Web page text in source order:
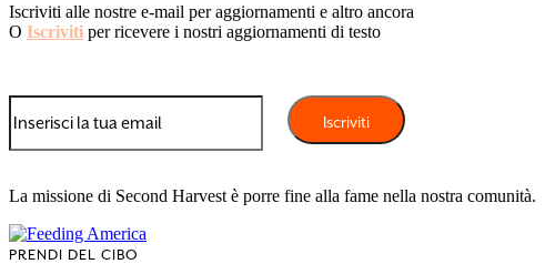
Iscriviti alle nostre e-mail per aggiornamenti e altro ancora
O Iscriviti per ricevere i nostri aggiornamenti di testo
La missione di Second Harvest è porre fine alla fame nella nostra comunità.
PRENDI DEL CIBO